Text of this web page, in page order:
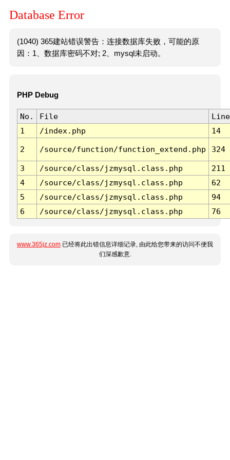
Database Error
(1040) 365建站错误警告：连接数据库失败，可能的原
因：1、数据库密码不对; 2、mysql未启动。
PHP Debug
No. File
Line
1
/index.php 14
2 /source/function/function_extend.php 324
3 /source/class/jzmysql.class.php
211
4
/source/class/jzmysql.class.php
62
5
/source/class/jzmysql.class.php
94
6
/source/class/jzmysql.class.php 76
www.365jz.com 已经将此出错信息详细记录, 由此给您带来的访问不便我
们深感歉意.